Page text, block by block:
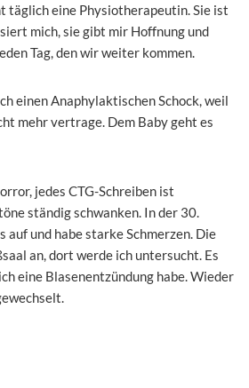
täglich eine Physiotherapeutin. Sie ist
mich, sie gibt mir Hoffnung und
Tag, den wir weiter kommen.
einen Anaphylaktischen Schock, weil
mehr vertrage. Dem Baby geht es
jedes CTG-Schreiben ist
ständig schwanken. In der 30.
auf und habe starke Schmerzen. Die
an, dort werde ich untersucht. Es
eine Blasenentzündung habe. Wieder